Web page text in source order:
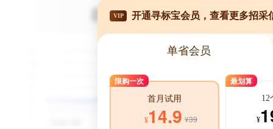
VIP 开通寻标宝会员，查看更多招采
单省会员
限购一次
首月试用
¥14.9 ¥39
最划算
12
¥